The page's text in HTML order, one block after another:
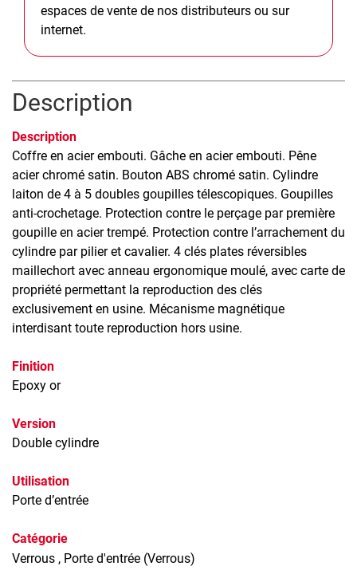
espaces de vente de nos distributeurs ou sur
internet.
Description
Description
Coffre en acier embouti. Gâche en acier embouti. Pêne
acier chromé satin. Bouton ABS chromé satin. Cylindre
laiton de 4 à 5 doubles goupilles télescopiques. Goupilles
anti-crochetage. Protection contre le perçage par première
goupille en acier trempé. Protection contre l’arrachement du
cylindre par pilier et cavalier. 4 clés plates réversibles
maillechort avec anneau ergonomique moulé, avec carte de
propriété permettant la reproduction des clés
exclusivement en usine. Mécanisme magnétique
interdisant toute reproduction hors usine.
Finition
Epoxy or
Version
Double cylindre
Utilisation
Porte d’entrée
Catégorie
Verrous , Porte d'entrée (Verrous)